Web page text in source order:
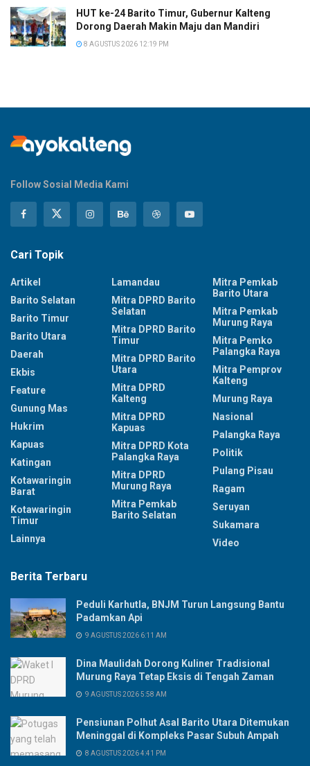
HUT ke-24 Barito Timur, Gubernur Kalteng
Dorong Daerah Makin Maju dan Mandiri
8 AGUSTUS 2026 12:19 PM
Follow Sosial Media Kami
Cari Topik
Artikel
Barito Selatan
Barito Timur
Barito Utara
Daerah
Ekbis
Feature
Gunung Mas
Hukrim
Kapuas
Katingan
Kotawaringin
Barat
Kotawaringin
Timur
Lainnya
Lamandau
Mitra DPRD Barito
Selatan
Mitra DPRD Barito
Timur
Mitra DPRD Barito
Utara
Mitra DPRD
Kalteng
Mitra DPRD
Kapuas
Mitra DPRD Kota
Palangka Raya
Mitra DPRD
Murung Raya
Mitra Pemkab
Barito Selatan
Mitra Pemkab
Barito Utara
Mitra Pemkab
Murung Raya
Mitra Pemko
Palangka Raya
Mitra Pemprov
Kalteng
Murung Raya
Nasional
Palangka Raya
Politik
Pulang Pisau
Ragam
Seruyan
Sukamara
Video
Berita Terbaru
Peduli Karhutla, BNJM Turun Langsung Bantu
Padamkan Api
9 AGUSTUS 2026 6:11 AM
Dina Maulidah Dorong Kuliner Tradisional
Murung Raya Tetap Eksis di Tengah Zaman
9 AGUSTUS 2026 5:58 AM
Pensiunan Polhut Asal Barito Utara Ditemukan
Meninggal di Kompleks Pasar Subuh Ampah
8 AGUSTUS 2026 4:41 PM